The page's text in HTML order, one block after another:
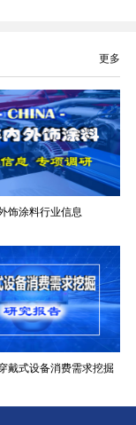
更多
饰涂料行业信息
戴式设备消费需求挖掘